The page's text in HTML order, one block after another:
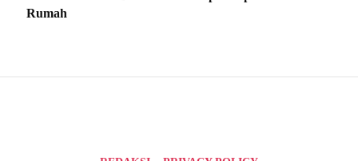
Rumah